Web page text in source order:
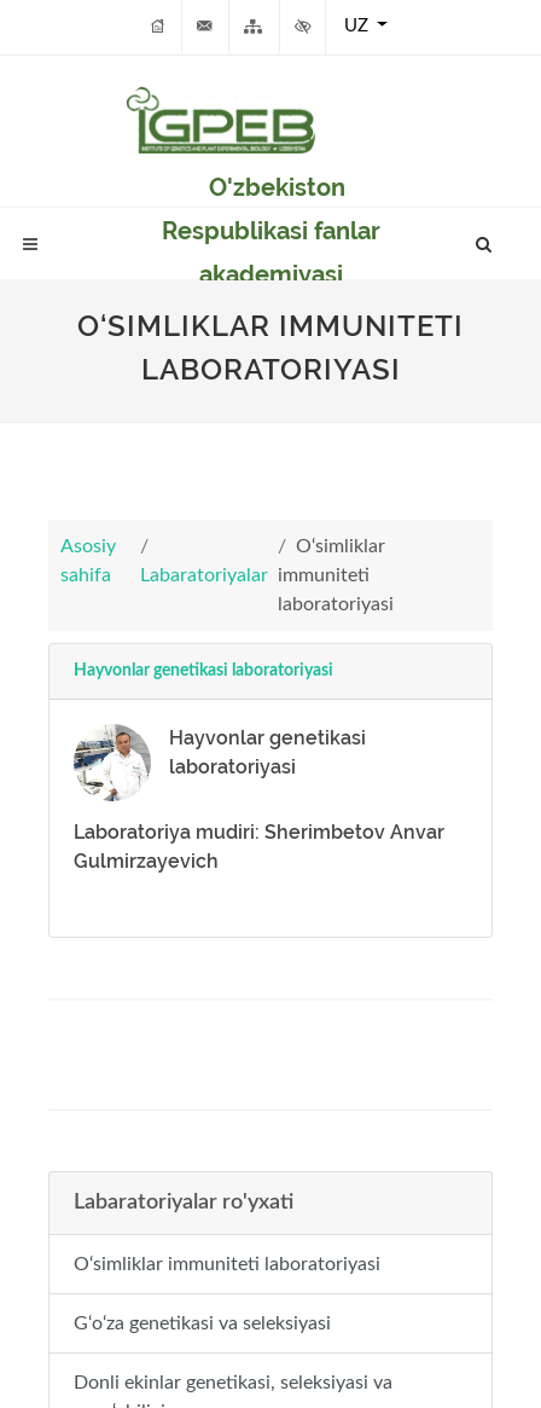
UZ
O'zbekiston
Respublikasi fanlar
akademiyasi
Genetika va o'simlikar
eksperimental
O‘SIMLIKLAR IMMUNITETI
LABORATORIYASI
Asosiy
sahifa
Labaratoriyalar
O‘simliklar
immuniteti
laboratoriyasi
Hayvonlar genetikasi laboratoriyasi
Hayvonlar genetikasi
laboratoriyasi
Laboratoriya mudiri: Sherimbetov Anvar
Gulmirzayevich
Labaratoriyalar ro'yxati
O‘simliklar immuniteti laboratoriyasi
G‘o‘za genetikasi va seleksiyasi
Donli ekinlar genetikasi, seleksiyasi va